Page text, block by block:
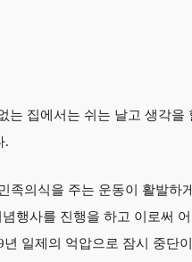
집에서는 쉬는 날고 생각을
.
족의식을 주는 운동이 활발하
행사를 진행을 하고 이로써
일제의 억압으로 잠시 중단